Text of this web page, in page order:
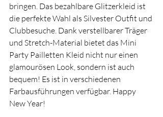
bringen. Das bezahlbare Glitzerkleid ist
die perfekte Wahl als Silvester Outfit und
Clubbesuche. Dank verstellbarer Träger
und Stretch-Material bietet das Mini
Party Pailletten Kleid nicht nur einen
glamourösen Look, sondern ist auch
bequem! Es ist in verschiedenen
Farbausführungen verfügbar. Happy
New Year!